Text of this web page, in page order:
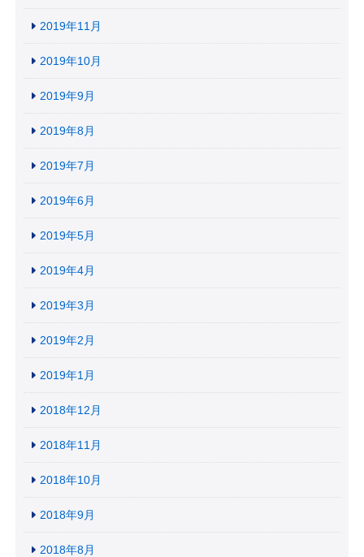
2019年11月
2019年10月
2019年9月
2019年8月
2019年7月
2019年6月
2019年5月
2019年4月
2019年3月
2019年2月
2019年1月
2018年12月
2018年11月
2018年10月
2018年9月
2018年8月